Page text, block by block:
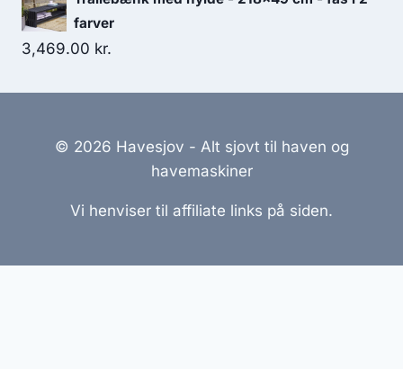
farver
3,469.00 kr.
© 2026 Havesjov - Alt sjovt til haven og
havemaskiner
Vi henviser til affiliate links på siden.